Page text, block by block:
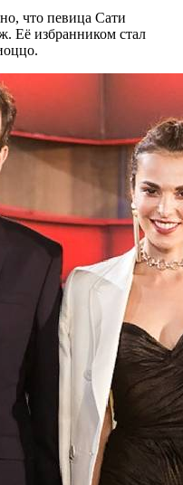
что певица Сати
Её избранником стал